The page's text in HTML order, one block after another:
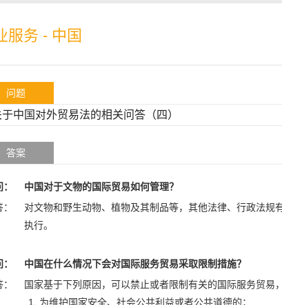
服务 - 中国
问题
于中国对外贸易法的相关问答（四）
答案
中国对于文物的国际贸易如何管理？
对文物和野生动物、植物及其制品等，其他法律、行政法
执行。
中国在什么情况下会对国际服务贸易采取限制措施？
国家基于下列原因，可以禁止或者限制有关的国际服务贸易
为维护国家安全、社会公共利益或者公共道德的；